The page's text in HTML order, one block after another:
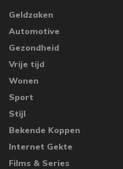
Geldzaken
Automotive
Gezondheid
Vrije tijd
Wonen
Sport
Stijl
Bekende Koppen
Internet Gekte
Films & Series